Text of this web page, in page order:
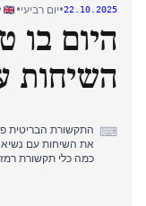
מאשימיו. בנפרד,
והפכה לראש
בריטיים נשלחו
22.10.2025
•יום רביעי•
היום בו
השיחות
⌨ התקשורת הבריטית
את השיחות עם נשיא
כמה כלי תקשורת
כולל ילדים, שעות